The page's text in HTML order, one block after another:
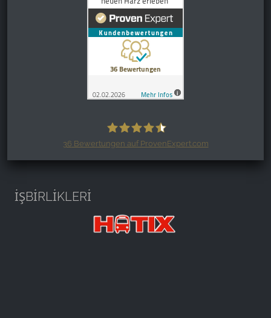
Harzspots.com - Den neuen Harz
36 Bewertungen auf ProvenExpert.com
İŞBİRLİKLERİ